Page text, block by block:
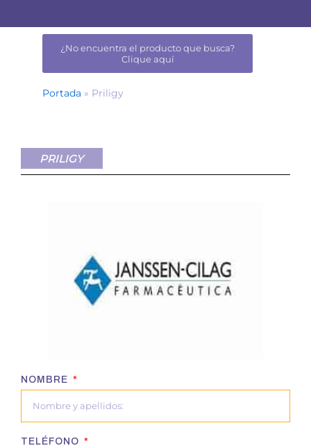
Portada » Priligy
¿No encuentra el producto que busca?
Clique aquí
PRILIGY
NOMBRE
TELÉFONO